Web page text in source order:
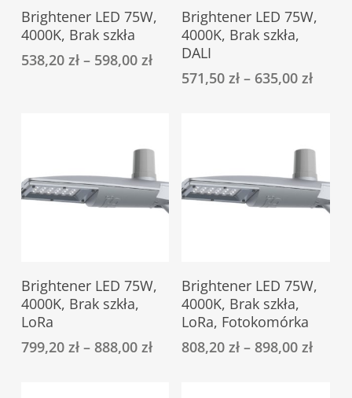
Select Options
produkt
ma
wiele
stronie
produktu
Brightener LED 75W,
4000K, Brak szkła
538,20 zł– 598,00 zł
Select Options
produkt
ma
wariantów.
stronie
produktu
Brightener LED 75W,
4000K, Brak szkła,
DALI
571,50zł – 635,00zł
Select Options
produkt
ma
wiele
wariantów.
Brightener LED 75W,
4000K, Brak szkła,
LoRa
799,20 zł– 888,00 zł
Select Options
produkt
ma
wiele
wariantów.
Brightener LED 75W,
4000K, Brak szkła,
LoRa, Fotokomórka
808,20zł –898,00zł